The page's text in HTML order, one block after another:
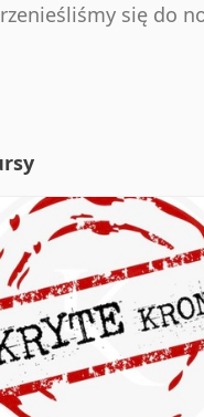
się do